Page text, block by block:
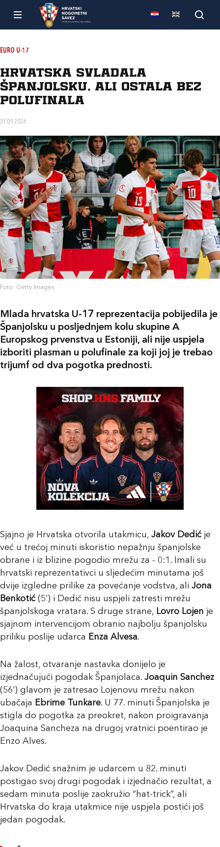
EURO U-17
Hrvatska svladala
Španjolsku, ali ostala bez
polufinala
31.05.2026.
Foto: Getty Images
Mlada hrvatska U-17 reprezentacija pobijedila je
Španjolsku u posljednjem kolu skupine A
Europskog prvenstva u Estoniji, ali nije uspjela
izboriti plasman u polufinale za koji joj je trebao
trijumf od dva pogotka prednosti.
Sjajno je Hrvatska otvorila utakmicu, Jakov Dedićje
već u trećoj minuti iskoristio nepažnju španjolske
obrane i iz blizine pogodio mrežu za - 0:1. Imali su
hrvatski reprezentativci u sljedećim minutama još
dvije izgledne prilike za povećanje vodstva, ali Jona
Benkotić(5’) i Dedić nisu uspjeli zatresti mrežu
španjolskoga vratara. S druge strane, Lovro Lojen je
sjajnom intervencijom obranio najbolju španjolsku
priliku poslije udarca Enza Alvesa.
Na žalost, otvaranje nastavka donijelo je
izjednačujući pogodak Španjolaca. Joaquin Sanchez
(56’) glavom je zatresao Lojenovu mrežu nakon
ubačaja Ebrime Tunkare. U 77. minuti Španjolska je
stigla do pogotka za preokret, nakon proigravanja
Joaquina Sancheza na drugoj vratnici poentirao je
Enzo Alves.
Jakov Dedić snažnim je udarcem u 82. minuti
postigao svoj drugi pogodak i izjednačio rezultat, a
sedam minuta poslije zaokružio “hat-trick”, ali
Hrvatska do kraja utakmice nije uspjela postići još
jedan pogodak.